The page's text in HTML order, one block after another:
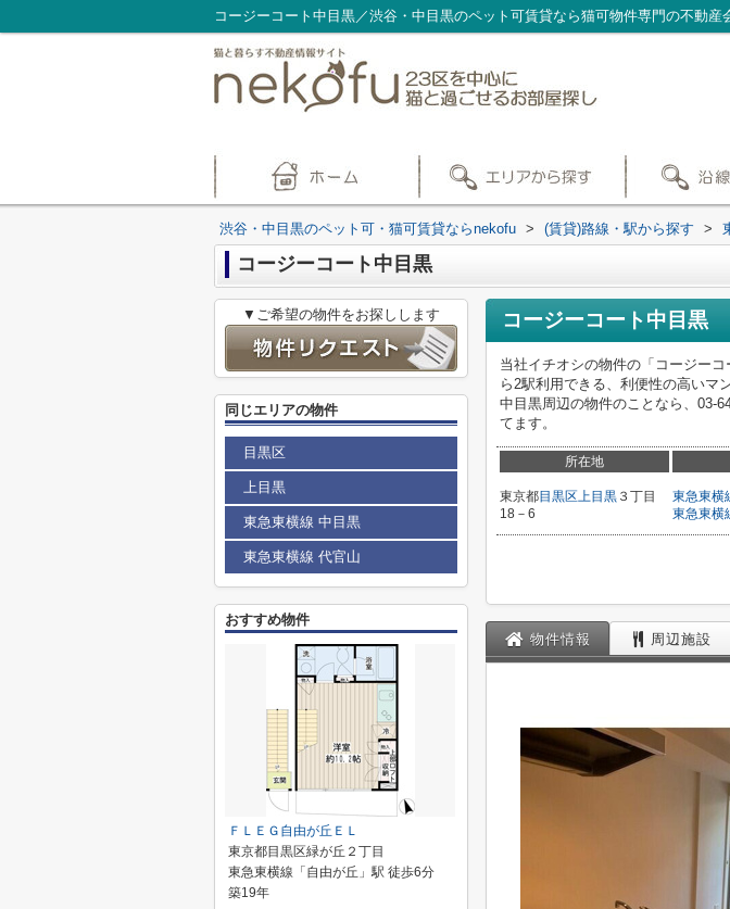
コージーコート中目黒／渋谷・中目黒のペット可賃貸なら猫可物件専門の不動産
渋谷・中目黒のペット可・猫可賃貸ならnekofu > (賃貸)路線・駅から探す >
コージーコート中目黒
コージーコート中目黒
当社イチオシの物件の「コージー
ら2駅利用できる、利便性の高いマ
中目黒周辺の物件のことなら、03-
てます。
所在地
東京都目黒区上目黒 ３丁目
18－6
東急東横
東急東横
物件情報 周辺施設
▼ご希望の物件をお探しします
同じエリアの物件
目黒区
上目黒
東急東横線 中目黒
東急東横線 代官山
おすすめ物件
ＦＬＥＧ自由が丘ＥＬ
東京都目黒区緑が丘２丁目
東急東横線「自由が丘」駅 徒歩6分
築19年